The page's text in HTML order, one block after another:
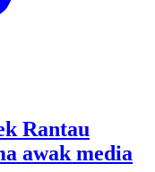
Rantau
awak media